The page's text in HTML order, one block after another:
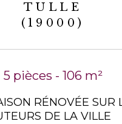
TULLE
(19000)
5 pièces - 106 m²
RÉNOVÉE SUR
DE LA VILLE